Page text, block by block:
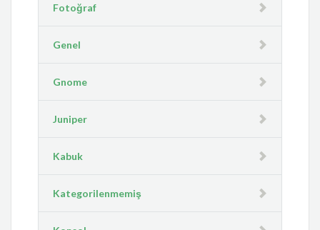
Fotoğraf
Genel
Gnome
Juniper
Kabuk
Kategorilenmemiş